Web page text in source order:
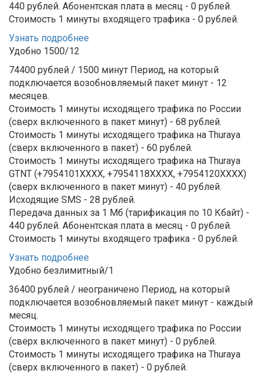
440 рублей. Абонентская плата в месяц - 0 рублей.
Стоимость 1 минуты входящего трафика - 0 рублей.
Узнать подробнее
Удобно 1500/12
74400 рублей / 1500 минут Период, на который
подключается возобновляемый пакет минут - 12
месяцев.
Стоимость 1 минуты исходящего трафика по России
(сверх включенного в пакет минут) - 68 рублей.
Стоимость 1 минуты исходящего трафика на Thuraya
(сверх включенного в пакет) - 60 рублей.
Стоимость 1 минуты исходящего трафика на Thuraya
GTNT (+7954101XXXX, +7954118ХХХХ, +7954120ХХХХ)
(сверх включенного в пакет минут) - 40 рублей.
Исходящие SMS - 28 рублей.
Передача данных за 1 Мб (тарификация по 10 Кбайт) -
440 рублей. Абонентская плата в месяц - 0 рублей.
Стоимость 1 минуты входящего трафика - 0 рублей.
Узнать подробнее
Удобно безлимитный/1
36400 рублей / неограничено Период, на который
подключается возобновляемый пакет минут - каждый
месяц.
Стоимость 1 минуты исходящего трафика по России
(сверх включенного в пакет минут) - 0 рублей.
Стоимость 1 минуты исходящего трафика на Thuraya
(сверх включенного в пакет) - 0 рублей.